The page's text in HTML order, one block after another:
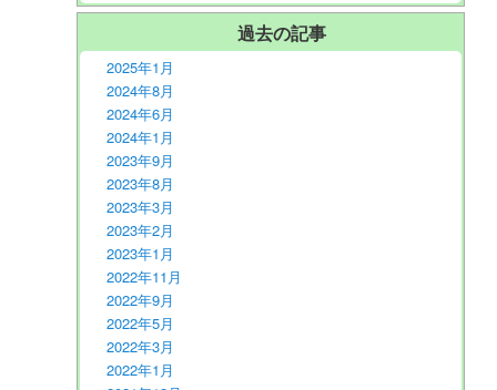
過去の記事
2025年1月
2024年8月
2024年6月
2024年1月
2023年9月
2023年8月
2023年3月
2023年2月
2023年1月
2022年11月
2022年9月
2022年5月
2022年3月
2022年1月